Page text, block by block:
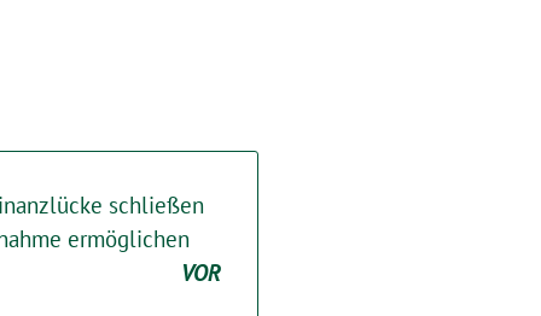
schließen
ermöglichen
VOR